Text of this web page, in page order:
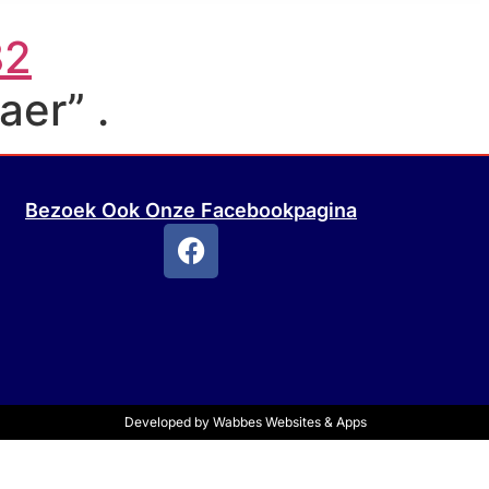
.
Bezoek Ook Onze Facebookpagina
Developed by Wabbes Websites & Apps